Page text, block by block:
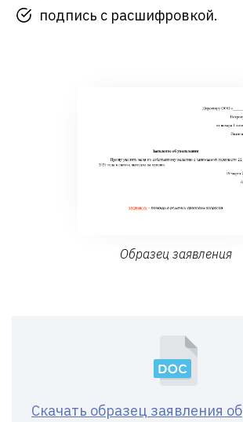
подпись с расшифровкой.
Образец заявления
Скачать образец заявления об